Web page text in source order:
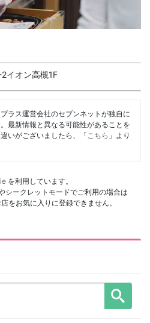
イオン高槻1F
ラス運営会社のセブンネットが独自に
最新情報と異なる可能性があることを
いがございましたら、「 こちら 」より
を利用しています。
シークレットモードでご利用の場合は
をお気に入りに登録できません。